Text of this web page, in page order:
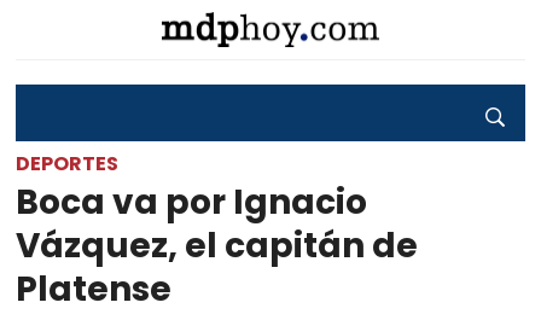
DEPORTES
Boca va por Ignacio
Vázquez, el capitán de
Platense